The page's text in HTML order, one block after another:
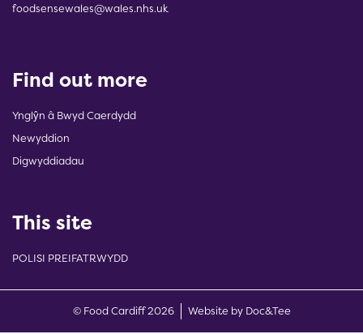
foodsensewales@wales.nhs.uk
Find out more
Ynglŷn â Bwyd Caerdydd
Newyddion
Digwyddiadau
This site
POLISI PREIFATRWYDD
© Food Cardiff 2026 Website by Doc&Tee(opens new